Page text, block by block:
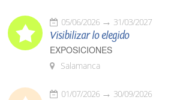
05/06/2026 31/03/2027
Visibilizar lo elegido
EXPOSICIONES
Salamanca
01/07/2026 30/09/2026